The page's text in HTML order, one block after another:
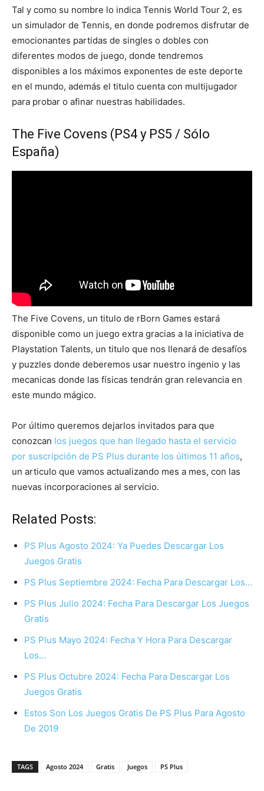
Tal y como su nombre lo indica Tennis World Tour 2, es
un simulador de Tennis, en donde podremos disfrutar de
emocionantes partidas de singles o dobles con
diferentes modos de juego, donde tendremos
disponibles a los máximos exponentes de este deporte
en el mundo, además el titulo cuenta con multijugador
para probar o afinar nuestras habilidades.
The Five Covens (PS4 y PS5 / Sólo
España)
The Five Covens, un titulo de rBorn Games estará
disponible como un juego extra gracias a la iniciativa de
Playstation Talents, un titulo que nos llenará de desafíos
y puzzles donde deberemos usar nuestro ingenio y las
mecanicas donde las físicas tendrán gran relevancia en
este mundo mágico.
Por último queremos dejarlos invitados para que
conozcan los juegos que han llegado hasta el servicio
por suscripción de PS Plus durante los últimos 11 años,
un articulo que vamos actualizando mes a mes, con las
nuevas incorporaciones al servicio.
Related Posts:
PS Plus Agosto 2024: Ya Puedes Descargar Los
Juegos Gratis
PS Plus Septiembre 2024: Fecha Para Descargar Los…
PS Plus Julio 2024: Fecha Para Descargar Los Juegos
Gratis
PS Plus Mayo 2024: Fecha Y Hora Para Descargar
Los…
PS Plus Octubre 2024: Fecha Para Descargar Los
Juegos Gratis
Estos Son Los Juegos Gratis De PS Plus Para Agosto
De 2019
TAGS Agosto 2024 Gratis Juegos PS Plus